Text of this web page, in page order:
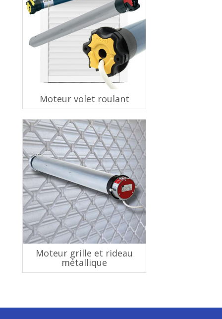
Moteur volet roulant
Moteur grille et rideau
métallique